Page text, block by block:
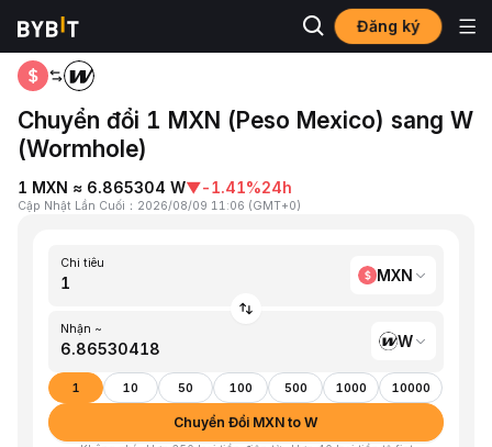
Đăng ký
Trang chủ
Chuyển đổi 1 MXN (Peso Mexico) sang W
(Wormhole)
1 MXN ≈ 6.865304 W▼-1.41%24h
Cập Nhật Lần Cuối ： 2026/08/09 11:06 (GMT+0)
Chi tiêu
MXN
Nhận ~
W
1 10 50 100 500 1000 10000
Chuyển Đổi MXN to W